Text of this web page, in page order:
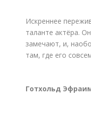
Искреннее
таланте актёра.
замечают, и,
там, где его
Готхольд